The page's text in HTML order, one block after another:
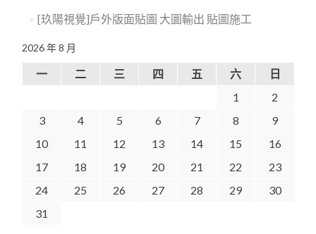
[玖陽視覺]戶外版面貼圖 大圖輸出 貼圖施工
2026 年 8 月
一 二 三 四 五 六
日
1
2
3
4 5 6 7 8
9
10
11 12 13 14 15
16
17
18 19 20 21 22
23
24
25 26 27 28 29
30
31